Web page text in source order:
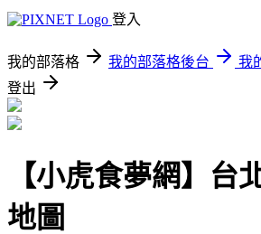
登入
我的部落格 我的部落格後台
我
登出
【小虎食夢網】台
地圖